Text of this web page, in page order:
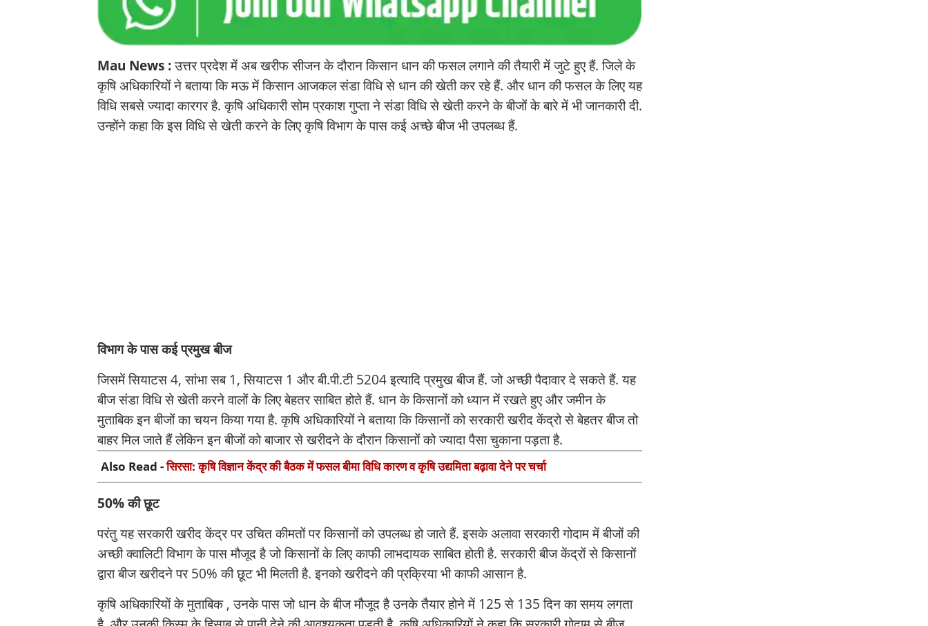
Mau News :उत्तर प्रदेश में अब खरीफ सीजन के दौरान किसान धान की फसल लगाने की तैयारी में जुटे हुए हैं. जिले के
कृषि अधिकारियों ने बताया कि मऊ में किसान आजकल संडा विधि से धान की खेती कर रहे हैं. और धान की फसल के लिए यह
विधि सबसे ज्यादा कारगर है. कृषि अधिकारी सोम प्रकाश गुप्ता ने संडा विधि से खेती करने के बीजों के बारे में भी जानकारी दी.
उन्होंने कहा कि इस विधि से खेती करने के लिए कृषि विभाग के पास कई अच्छे बीज भी उपलब्ध हैं.
विभाग के पास कई प्रमुख बीज
जिसमें सियाटस 4, सांभा सब 1, सियाटस 1 और बी.पी.टी 5204 इत्यादि प्रमुख बीज हैं. जो अच्छी पैदावार दे सकते हैं. यह
बीज संडा विधि से खेती करने वालों के लिए बेहतर साबित होते हैं. धान के किसानों को ध्यान में रखते हुए और जमीन के
मुताबिक इन बीजों का चयन किया गया है. कृषि अधिकारियों ने बताया कि किसानों को सरकारी खरीद केंद्रो से बेहतर बीज तो
बाहर मिल जाते हैं लेकिन इन बीजों को बाजार से खरीदने के दौरान किसानों को ज्यादा पैसा चुकाना पड़ता है.
Also Read -सिरसा: कृषि विज्ञान केंद्र की बैठक में फसल बीमा विधि कारण व कृषि उद्यमिता बढ़ावा देने पर चर्चा
50% की छूट
परंतु यह सरकारी खरीद केंद्र पर उचित कीमतों पर किसानों को उपलब्ध हो जाते हैं. इसके अलावा सरकारी गोदाम में बीजों की
अच्छी क्वालिटी विभाग के पास मौजूद है जो किसानों के लिए काफी लाभदायक साबित होती है. सरकारी बीज केंद्रों से किसानों
द्वारा बीज खरीदने पर 50% की छूट भी मिलती है. इनको खरीदने की प्रक्रिया भी काफी आसान है.
कृषि अधिकारियों के मुताबिक , उनके पास जो धान के बीज मौजूद है उनके तैयार होने में 125 से 135 दिन का समय लगता